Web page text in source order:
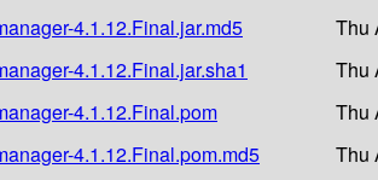
4.1.12.Final.jar.md5
Thu
4.1.12.Final.jar.sha1
Thu
4.1.12.Final.pom
Thu
4.1.12.Final.pom.md5
Thu